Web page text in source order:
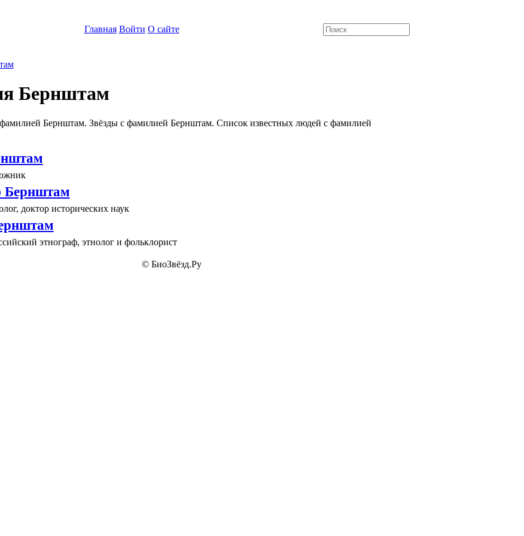
Главная Войти О сайте
Бернштам
Бернштам. Звёзды с фамилией Бернштам. Список известных людей с фамилией
Бернштам
доктор исторических наук
этнограф, этнолог и фольклорист
© БиоЗвёзд.Ру